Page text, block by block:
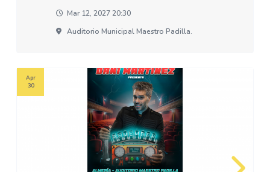
Mar 12, 2027 20:30
Auditorio Municipal Maestro Padilla.
Apr
30